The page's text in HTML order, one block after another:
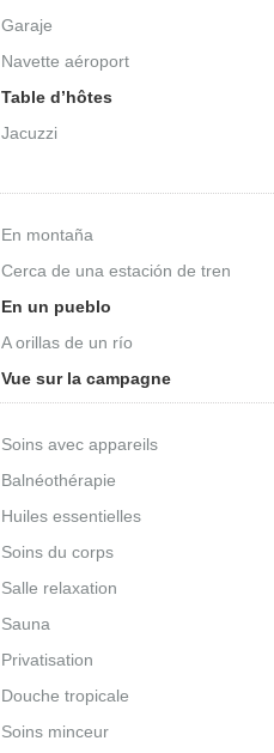
Garaje
Navette aéroport
Table d’hôtes
Jacuzzi
En montaña
Cerca de una estación de tren
En un pueblo
A orillas de un río
Vue sur la campagne
Soins avec appareils
Balnéothérapie
Huiles essentielles
Soins du corps
Salle relaxation
Sauna
Privatisation
Douche tropicale
Soins minceur